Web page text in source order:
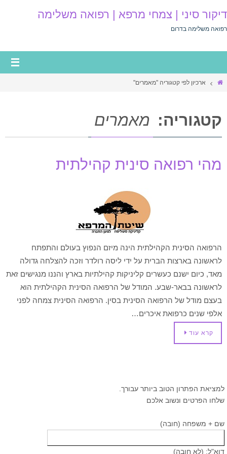
דיקור סיני | צמחי מרפא | רפואה משלימה
רפואה משלימה בדרום
ארכיון לפי קטגוריה "מאמרים"
קטגוריה: מאמרים
מהי רפואה סינית קהילתית
הרפואה הסינית הקהילתית הינה מיזם הנפוץ בעולם והתפתח
לראשונה בארצות הברית על ידי ליסה רולדר וזכה להצלחה גדולה
מאד, כיום ישנם כעשרים קליניקות קהילתיות בארץ והננו מנגישים זאת
לראשונה בבאר-שבע. המודל של הרפואה הסינית הקהילתית הוא
בעצם מודל של הרפואה הסינית בסין. הרפואה הסינית צמחה לפני
אלפי שנים כרפואת איכרים…
קרא עוד
למציאת הפתרון הטוב ביותר עבורך.
שלחו הפרטים ונשוב אלכם
שם + משפחה (חובה)
דוא"ל: (לא חובה)